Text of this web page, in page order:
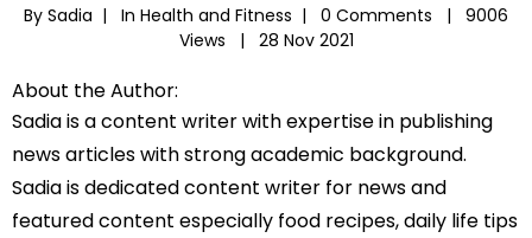
By Sadia | In Health and Fitness | 0 Comments |
9006
Views |
28 Nov 2021
About the Author:
Sadia is a content writer with expertise in publishing
news articles with strong academic background.
Sadia is dedicated content writer for news and
featured content especially food recipes, daily life tips